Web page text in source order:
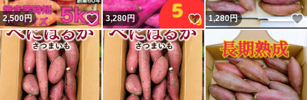
2,500円 いいね！
3,280円 いいね！
1,280円